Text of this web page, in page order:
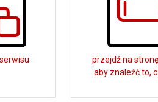
przejdź na
aby znaleźć to,